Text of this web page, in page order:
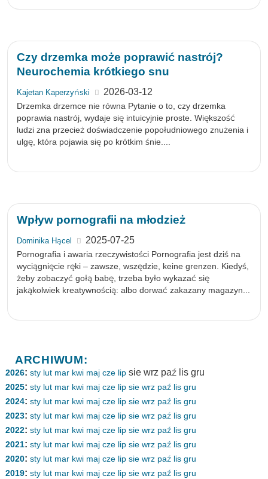
Czy drzemka może poprawić nastrój?
Neurochemia krótkiego snu
Kajetan Kaperzyński 2026-03-12
Drzemka drzemce nie równa Pytanie o to, czy drzemka
poprawia nastrój, wydaje się intuicyjnie proste. Większość
ludzi zna przecież doświadczenie popołudniowego znużenia i
ulgę, która pojawia się po krótkim śnie....
Wpływ pornografii na młodzież
Dominika Hącel 2025-07-25
Pornografia i awaria rzeczywistości Pornografia jest dziś na
wyciągnięcie ręki – zawsze, wszędzie, keine grenzen. Kiedyś,
żeby zobaczyć gołą babę, trzeba było wykazać się
jakąkolwiek kreatywnością: albo dorwać zakazany magazyn...
ARCHIWUM:
2026: sty lut mar kwi maj cze lip sie wrz paź lis gru
2025: sty lut mar kwi maj cze lip sie wrz paź lis gru
2024: sty lut mar kwi maj cze lip sie wrz paź lis gru
2023: sty lut mar kwi maj cze lip sie wrz paź lis gru
2022: sty lut mar kwi maj cze lip sie wrz paź lis gru
2021: sty lut mar kwi maj cze lip sie wrz paź lis gru
2020: sty lut mar kwi maj cze lip sie wrz paź lis gru
2019: sty lut mar kwi maj cze lip sie wrz paź lis gru